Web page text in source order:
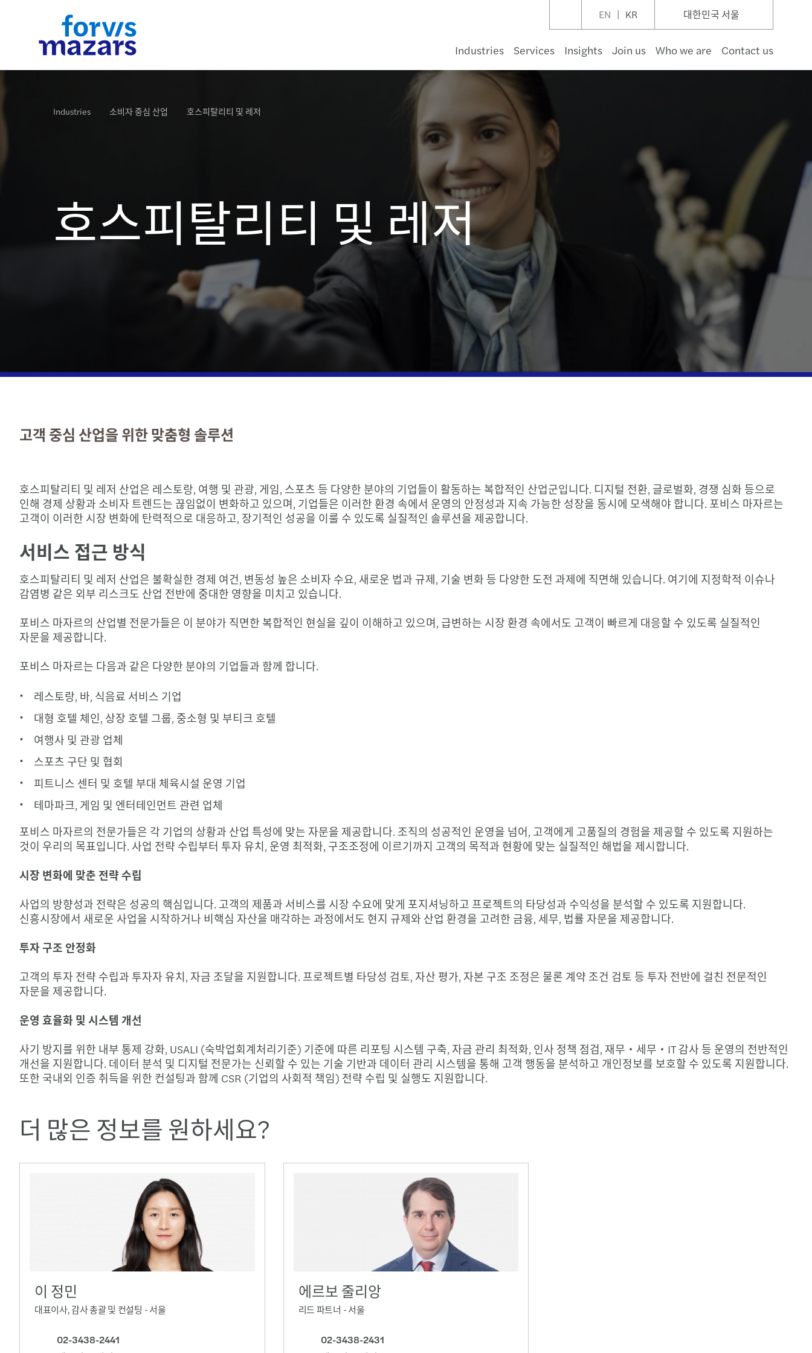
EN KR 대한민국 서울
Industries Services Insights Join us Who we are Contact us
생명과학
사모펀드
공공 및 사회 부문
부동산
소비재
식음료
유통
인프라 및 대규모 프로젝트
석유·가스 및 천연자원
자산운용
은행 및 자본시장
헬스케어
항공우주 및 방위
자동차
정부 부문
비영리 부문
건설 및 개발
부동산 자산 보유자 및 운영주체
미디어
아웃소싱 서비스
사업비정산 서비스
컨설팅
국제 데스크 서비스
회계감사
기업 보고
법인세
국제조세
조세 이의신청 및 환급
세액 공제 및 감면
세무 실사
이전가격 서비스
사업부 분할 및 경영권 매각 자문
인수 합병
기업가치평가
인수 후 통합(PMI)
회계 및 금융 서비스
법인 행정 사무 지원
초기 법인 설립 지원 서비스
회계 전문가 파견 서비스
세무 신고 및 규정 준수
내부통제
내부감사
코리안 데스크
프랑스 데스크
한국 시장을 위한 글로벌 인사이트
글로벌 인사이트
한국 비즈니스 가이드
글로벌 비즈니스 가이드
People
Culture
한국 비즈니스 가이드 브로셔
인사이트 & 개정사항 업데이트 (뉴스레터)
한국 세제 동향
한국 급여 제도
한국의 조세조약
연말정산 업데이트
경영진 전망 보고서
글로벌 사모펀드 보고서
우크라이나 재건 프로젝트를 위한 가이드
지역별 위치
최신 뉴스
공시·발간 보고서
Code of conduct
2026
2025
연례 보고서
공시자료
호스피탈리티 및 레저
Industries 소비자 중심 산업 호스피탈리티 및 레저
고객 중심 산업을 위한 맞춤형 솔루션
호스피탈리티 및 레저 산업은 레스토랑, 여행 및 관광, 게임, 스포츠 등 다양한 분야의 기업들이 활동하는 복합적인 산업군입니다. 디지털 전환, 글로벌화, 경쟁 심화 등으로
인해 경제 상황과 소비자 트렌드는 끊임없이 변화하고 있으며, 기업들은 이러한 환경 속에서 운영의 안정성과 지속 가능한 성장을 동시에 모색해야 합니다. 포비스 마자르는
고객이 이러한 시장 변화에 탄력적으로 대응하고, 장기적인 성공을 이룰 수 있도록 실질적인 솔루션을 제공합니다.
서비스 접근 방식
호스피탈리티 및 레저 산업은 불확실한 경제 여건, 변동성 높은 소비자 수요, 새로운 법과 규제, 기술 변화 등 다양한 도전 과제에 직면해 있습니다. 여기에 지정학적 이슈나
감염병 같은 외부 리스크도 산업 전반에 중대한 영향을 미치고 있습니다.
포비스 마자르의 산업별 전문가들은 이 분야가 직면한 복합적인 현실을 깊이 이해하고 있으며, 급변하는 시장 환경 속에서도 고객이 빠르게 대응할 수 있도록 실질적인
자문을 제공합니다.
포비스 마자르는 다음과 같은 다양한 분야의 기업들과 함께 합니다.
레스토랑, 바, 식음료 서비스 기업
대형 호텔 체인, 상장 호텔 그룹, 중소형 및 부티크 호텔
여행사 및 관광 업체
스포츠 구단 및 협회
피트니스 센터 및 호텔 부대 체육시설 운영 기업
테마파크, 게임 및 엔터테인먼트 관련 업체
포비스 마자르의 전문가들은 각 기업의 상황과 산업 특성에 맞는 자문을 제공합니다. 조직의 성공적인 운영을 넘어, 고객에게 고품질의 경험을 제공할 수 있도록 지원하는
것이 우리의 목표입니다. 사업 전략 수립부터 투자 유치, 운영 최적화, 구조조정에 이르기까지 고객의 목적과 현황에 맞는 실질적인 해법을 제시합니다.
시장 변화에 맞춘 전략 수립
사업의 방향성과 전략은 성공의 핵심입니다. 고객의 제품과 서비스를 시장 수요에 맞게 포지셔닝하고 프로젝트의 타당성과 수익성을 분석할 수 있도록 지원합니다.
신흥시장에서 새로운 사업을 시작하거나 비핵심 자산을 매각하는 과정에서도 현지 규제와 산업 환경을 고려한 금융, 세무, 법률 자문을 제공합니다.
투자 구조 안정화
고객의 투자 전략 수립과 투자자 유치, 자금 조달을 지원합니다. 프로젝트별 타당성 검토, 자산 평가, 자본 구조 조정은 물론 계약 조건 검토 등 투자 전반에 걸친 전문적인
자문을 제공합니다.
운영 효율화 및 시스템 개선
사기 방지를 위한 내부 통제 강화, USALI (숙박업회계처리기준) 기준에 따른 리포팅 시스템 구축, 자금 관리 최적화, 인사 정책 점검, 재무・세무・IT 감사 등 운영의 전반적인
개선을 지원합니다. 데이터 분석 및 디지털 전문가는 신뢰할 수 있는 기술 기반과 데이터 관리 시스템을 통해 고객 행동을 분석하고 개인정보를 보호할 수 있도록 지원합니다.
또한 국내외 인증 취득을 위한 컨설팅과 함께 CSR (기업의 사회적 책임) 전략 수립 및 실행도 지원합니다.
더 많은 정보를 원하세요?
이 정민
대표이사, 감사 총괄 및 컨설팅 - 서울
02-3438-2441
에르보 줄리앙
리드 파트너 - 서울
02-3438-2431